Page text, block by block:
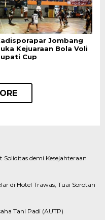
Jombang
Kejuaraan Bola Voli
Cup
demi Kesejahteraan
di Hotel Trawas, Tuai Sorotan
Tani Padi (AUTP)